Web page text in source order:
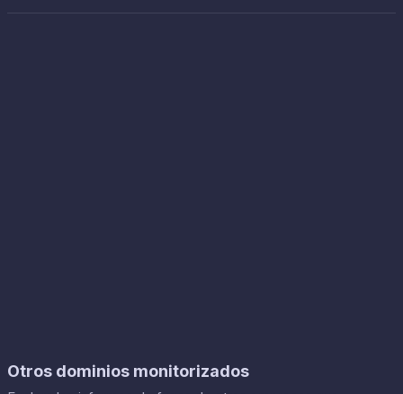
Otros dominios monitorizados